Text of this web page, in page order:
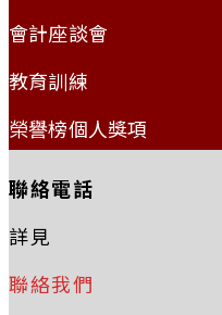
會計座談會
教育訓練
榮譽榜個人獎項
聯絡電話
詳見
聯絡我們